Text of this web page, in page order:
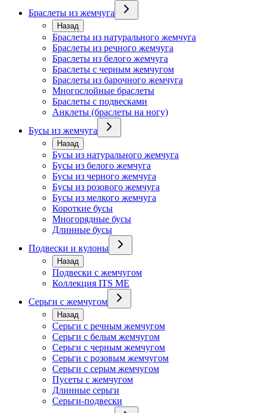
Браслеты из жемчуга
Назад
Браслеты из натурального жемчуга
Браслеты из речного жемчуга
Браслеты из белого жемчуга
Браслеты с черным жемчугом
Браслеты из барочного жемчуга
Многослойные браслеты
Браслеты с подвесками
Анклеты (браслеты на ногу)
Бусы из жемчуга
Назад
Бусы из натурального жемчуга
Бусы из белого жемчуга
Бусы из черного жемчуга
Бусы из розового жемчуга
Бусы из мелкого жемчуга
Короткие бусы
Многорядные бусы
Длинные бусы
Подвески и кулоны
Назад
Подвески с жемчугом
Коллекция ITS ME
Серьги с жемчугом
Назад
Серьги с речным жемчугом
Серьги с белым жемчугом
Серьги с черным жемчугом
Серьги с розовым жемчугом
Серьги с серым жемчугом
Пусеты с жемчугом
Длинные серьги
Серьги-подвески